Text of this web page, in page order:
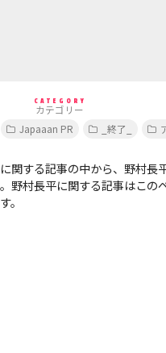
CATEGORY
カテゴリー
Japaaan PR _終了_
関する記事の中から、野村長
野村長平に関する記事はこの
。